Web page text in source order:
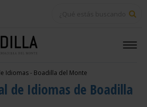
Idiomas - Boadilla del Monte
de Idiomas de Boadilla